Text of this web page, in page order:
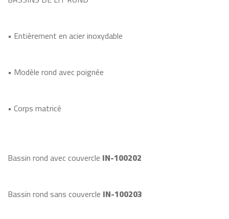
• Entièrement en acier inoxydable
• Modèle rond avec poignée
• Corps matricé
Bassin rond avec couvercle IN-100202
Bassin rond sans couvercle IN-100203